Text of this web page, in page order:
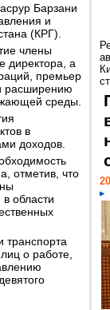
Барзани
и
(КРГ).
члены
директора, а
премьер
расширению
среды.
в
доходов.
отметив, что
области
транспорта
о работе,